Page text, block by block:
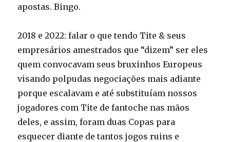
apostas. Bingo.
2018 e 2022: falar o que tendo Tite & seus
empresários amestrados que “dizem” ser eles
quem convocavam seus bruxinhos Europeus
visando polpudas negociações mais adiante
porque escalavam e até substituíam nossos
jogadores com Tite de fantoche nas mãos
deles, e assim, foram duas Copas para
esquecer diante de tantos jogos ruins e